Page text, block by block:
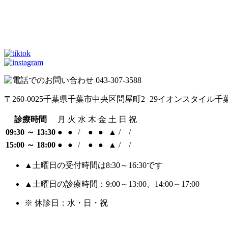
〒260-0025千葉県千葉市中央区問屋町2−29イオンスタイル千
診療時間 月 火 水 木 金 土 日 祝
09:30 ～ 13:30 ● ● / ● ● ▲ /
/
15:00 ～ 18:00 ● ● / ● ● ▲ / /
▲ 土曜日の受付時間は8:30～16:30です
▲ 土曜日の診療時間：9:00～13:00、14:00～17:00
※ 休診日：水・日・祝